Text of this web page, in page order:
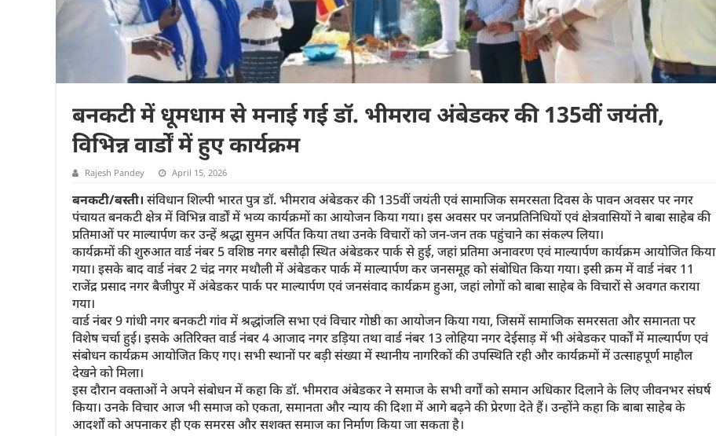
बनकटी में धूमधाम से मनाई गई डॉ. भीमराव अंबेडकर की 135वीं जयंती,
विभिन्न वार्डों में हुए कार्यक्रम
Rajesh Pandey April 15, 2026
बनकटी/बस्ती। संविधान शिल्पी भारत पुत्र डॉ. भीमराव अंबेडकर की 135वीं जयंती एवं सामाजिक समरसता दिवस के पावन अवसर पर नगर
पंचायत बनकटी क्षेत्र में विभिन्न वार्डों में भव्य कार्यक्रमों का आयोजन किया गया। इस अवसर पर जनप्रतिनिधियों एवं क्षेत्रवासियों ने बाबा साहेब की
प्रतिमाओं पर माल्यार्पण कर उन्हें श्रद्धा सुमन अर्पित किया तथा उनके विचारों को जन-जन तक पहुंचाने का संकल्प लिया।
कार्यक्रमों की शुरुआत वार्ड नंबर 5 वशिष्ठ नगर बसौढ़ी स्थित अंबेडकर पार्क से हुई, जहां प्रतिमा अनावरण एवं माल्यार्पण कार्यक्रम आयोजित किया
गया। इसके बाद वार्ड नंबर 2 चंद्र नगर मथौली में अंबेडकर पार्क में माल्यार्पण कर जनसमूह को संबोधित किया गया। इसी क्रम में वार्ड नंबर 11
राजेंद्र प्रसाद नगर बैजीपुर में अंबेडकर पार्क पर माल्यार्पण एवं जनसंवाद कार्यक्रम हुआ, जहां लोगों को बाबा साहेब के विचारों से अवगत कराया
गया।
वार्ड नंबर 9 गांधी नगर बनकटी गांव में श्रद्धांजलि सभा एवं विचार गोष्ठी का आयोजन किया गया, जिसमें सामाजिक समरसता और समानता पर
विशेष चर्चा हुई। इसके अतिरिक्त वार्ड नंबर 4 आजाद नगर डड़िया तथा वार्ड नंबर 13 लोहिया नगर देईसाड़ में भी अंबेडकर पार्कों में माल्यार्पण एवं
संबोधन कार्यक्रम आयोजित किए गए। सभी स्थानों पर बड़ी संख्या में स्थानीय नागरिकों की उपस्थिति रही और कार्यक्रमों में उत्साहपूर्ण माहौल
देखने को मिला।
इस दौरान वक्ताओं ने अपने संबोधन में कहा कि डॉ. भीमराव अंबेडकर ने समाज के सभी वर्गों को समान अधिकार दिलाने के लिए जीवनभर संघर्ष
किया। उनके विचार आज भी समाज को एकता, समानता और न्याय की दिशा में आगे बढ़ने की प्रेरणा देते हैं। उन्होंने कहा कि बाबा साहेब के
आदर्शों को अपनाकर ही एक समरस और सशक्त समाज का निर्माण किया जा सकता है।